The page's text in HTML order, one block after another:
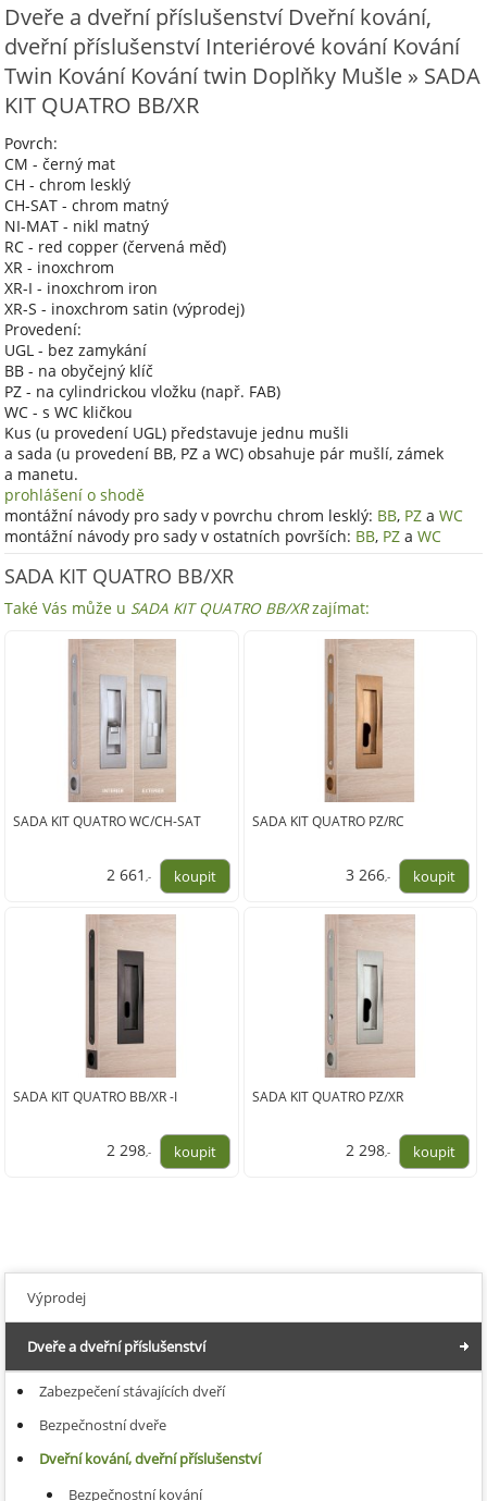
Dveře a dveřní příslušenství Dveřní kování,
dveřní příslušenství Interiérové kování Kování
Twin Kování Kování twin Doplňky Mušle » SADA
KIT QUATRO BB/XR
Povrch:
CM - černý mat
CH - chrom lesklý
CH-SAT - chrom matný
NI-MAT - nikl matný
RC - red copper (červená měď)
XR - inoxchrom
XR-I - inoxchrom iron
XR-S - inoxchrom satin (výprodej)
Provedení:
UGL - bez zamykání
BB - na obyčejný klíč
PZ - na cylindrickou vložku (např. FAB)
WC - s WC kličkou
Kus (u provedení UGL) představuje jednu mušli
a sada (u provedení BB, PZ a WC) obsahuje pár mušlí, zámek
a manetu.
prohlášení o shodě
montážní návody pro sady v povrchu chrom lesklý: BB, PZ aWC
montážní návody pro sady v ostatních površích: BB, PZ aWC
SADA KIT QUATRO BB/XR
Také Vás může u SADA KIT QUATRO BB/XRzajímat:
SADA KIT QUATRO WC/CH-SAT
2 661,-
2 199,00
SADA KIT QUATRO PZ/RC
3 266,-
2 699,00
SADA KIT QUATRO BB/XR -I
2 298,-
SADA KIT QUATRO PZ/XR
2 298,-
Výprodej
Dveře a dveřní příslušenství
Zabezpečení stávajících dveří
Bezpečnostní dveře
Dveřní kování, dveřní příslušenství
Bezpečnostní kování